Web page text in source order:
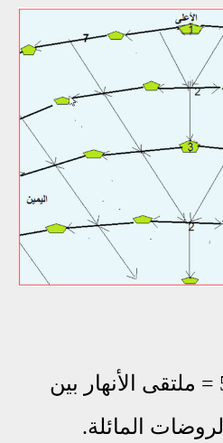
5 = ملتقى الأنهار بين
الروضات المائلة.